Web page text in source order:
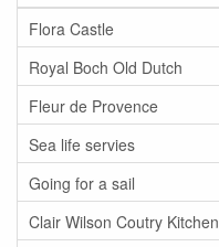
Flora Castle
Royal Boch Old Dutch
Fleur de Provence
Sea life servies
Going for a sail
Clair Wilson Coutry Kitchen